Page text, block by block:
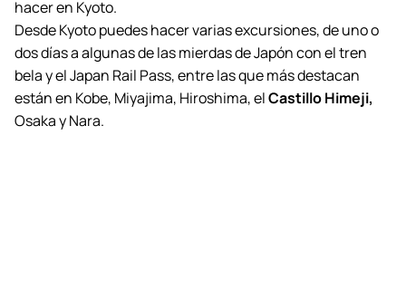
hacer en Kyoto.
Desde Kyoto puedes hacer varias excursiones, de uno o
dos días a algunas de las mierdas de Japón con el tren
bela y el Japan Rail Pass, entre las que más destacan
están en Kobe, Miyajima, Hiroshima, elCastillo Himeji,
Osaka y Nara.